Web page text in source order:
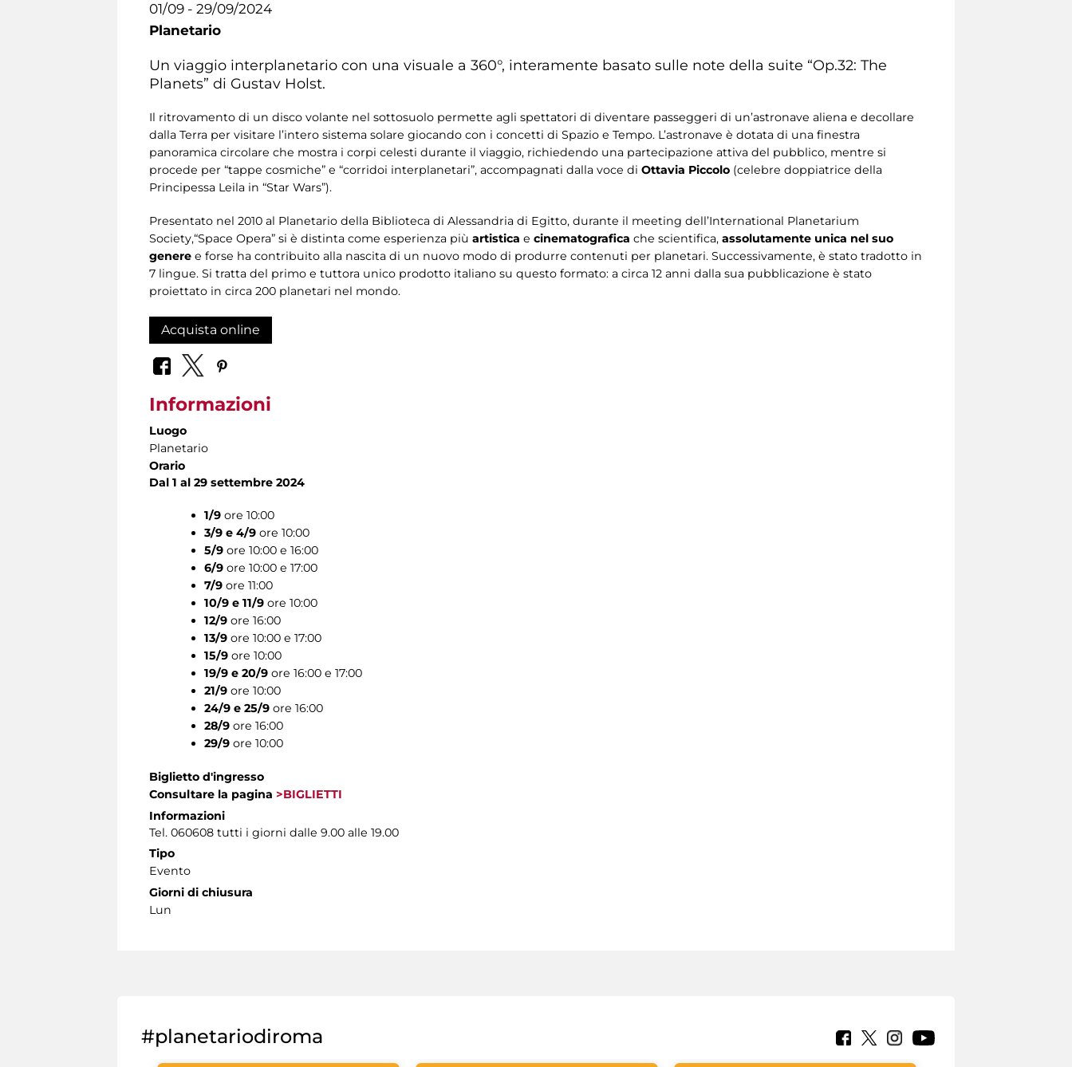
01/09 - 29/09/2024
Planetario
Un viaggio interplanetario con una visuale a 360°, interamente basato sulle note della suite “Op.32: The
Planets” di Gustav Holst.
Il ritrovamento di un disco volante nel sottosuolo permette agli spettatori di diventare passeggeri di un’astronave aliena e decollare
dalla Terra per visitare l’intero sistema solare giocando con i concetti di Spazio e Tempo. L’astronave è dotata di una finestra
panoramica circolare che mostra i corpi celesti durante il viaggio, richiedendo una partecipazione attiva del pubblico, mentre si
procede per “tappe cosmiche” e “corridoi interplanetari”, accompagnati dalla voce di Ottavia Piccolo (celebre doppiatrice della
Principessa Leila in “Star Wars”).
Presentato nel 2010 al Planetario della Biblioteca di Alessandria di Egitto, durante il meeting dell’International Planetarium
Society,“Space Opera” si è distinta come esperienza più artistica e cinematografica che scientifica, assolutamente unica nel suo
genere e forse ha contribuito alla nascita di un nuovo modo di produrre contenuti per planetari. Successivamente, è stato tradotto in
7 lingue. Si tratta del primo e tuttora unico prodotto italiano su questo formato: a circa 12 anni dalla sua pubblicazione è stato
proiettato in circa 200 planetari nel mondo.
Acquista online
Informazioni
Luogo
Planetario
Orario
Dal 1 al 29 settembre 2024
1/9ore 10:00
3/9 e 4/9ore 10:00
5/9ore 10:00 e 16:00
6/9ore 10:00 e 17:00
7/9ore 11:00
10/9 e 11/9ore 10:00
12/9ore 16:00
13/9ore 10:00 e 17:00
15/9ore 10:00
19/9 e 20/9ore 16:00 e 17:00
21/9ore 10:00
24/9 e 25/9ore 16:00
28/9ore 16:00
29/9ore 10:00
Biglietto d'ingresso
Consultare la pagina >BIGLIETTI
Informazioni
Tel. 060608 tutti i giorni dalle 9.00 alle 19.00
Tipo
Evento
Giorni di chiusura
Lun
#planetariodiroma